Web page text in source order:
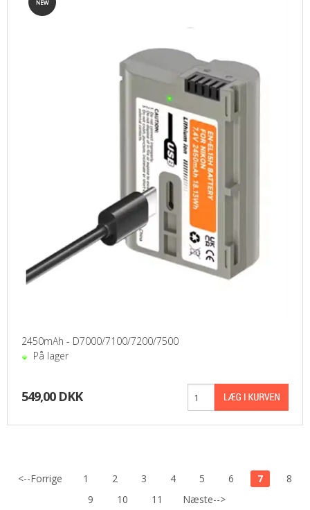
2450mAh - D7000/7100/7200/7500
På lager
549,00 DKK
<--Forrige 1 2 3 4 5 6 7
8
9
10 11 Næste-->